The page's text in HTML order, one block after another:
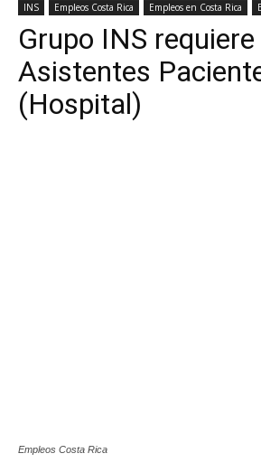
INS Empleos Costa Rica Empleos en Costa Rica
Grupo INS
Asistentes
(Hospital)
Empleos Costa Rica